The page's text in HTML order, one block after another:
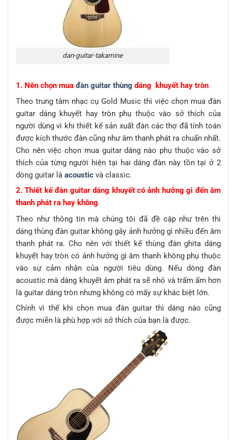
dan-guitar-takamine
1. Nên chọn mua đàn guitar thùng dáng khuyết hay tròn
Theo trung tâm nhạc cụ Gold Music thì việc chọn mua đàn
guitar dáng khuyết hay tròn phụ thuộc vào sở thích của
người dùng vì khi thiết kế sản xuất đàn các thợ đã tính toán
được kích thước đàn cũng như âm thanh phát ra chuẩn nhất.
Cho nên việc chọn mua guitar dáng nào phụ thuộc vào sở
thích của từng người hiện tại hai dáng đàn này tồn tại ở 2
dòng guitar là acoustic và classic.
2. Thiết kế đàn guitar dáng khuyết có ảnh hưởng gì đến âm
thanh phát ra hay không
Theo như thông tin mà chúng tôi đã đề cập như trên thì
dáng thùng đàn guitar không gây ảnh hưởng gì nhiều đến âm
thanh phát ra. Cho nên với thiết kế thùng đàn ghita dáng
khuyết hay tròn có ảnh hưởng gì âm thanh không phụ thuộc
vào sự cảm nhận của người tiêu dùng. Nếu dòng đàn
acoustic mà dáng khuyết âm phát ra sẽ nhỏ và trấm ấm hơn
là guitar dáng tròn nhưng không có mấy sự khác biệt lớn.
Chính vì thế khi chọn mua đàn guitar thì dáng nào cũng
được miễn là phù hợp với sở thích của bạn là được.